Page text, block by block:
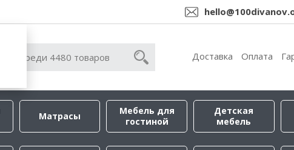
Доставка Оплата
Матрасы
Мебель для
гостиной
Детская
мебель